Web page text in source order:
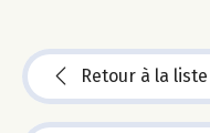
Retour à la liste